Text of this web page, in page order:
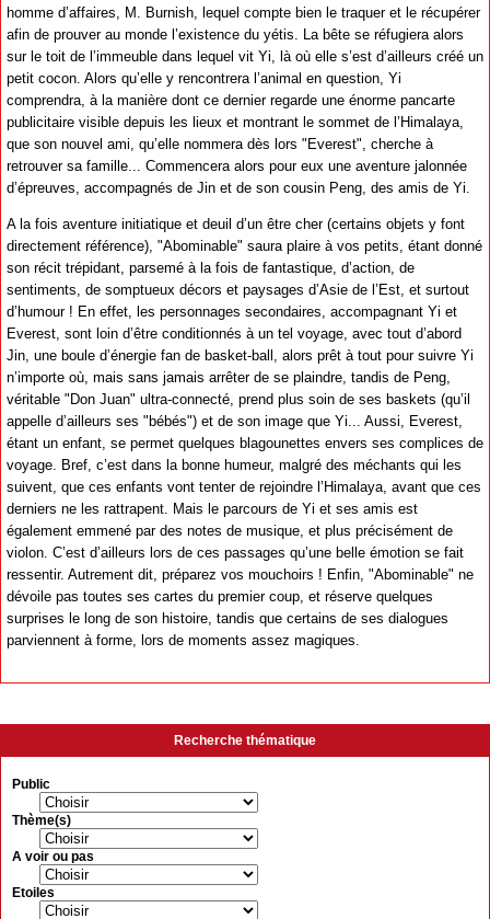
homme d’affaires, M. Burnish, lequel compte bien le traquer et le récupérer
afin de prouver au monde l’existence du yétis. La bête se réfugiera alors
sur le toit de l’immeuble dans lequel vit Yi, là où elle s’est d’ailleurs créé un
petit cocon. Alors qu’elle y rencontrera l’animal en question, Yi
comprendra, à la manière dont ce dernier regarde une énorme pancarte
publicitaire visible depuis les lieux et montrant le sommet de l’Himalaya,
que son nouvel ami, qu’elle nommera dès lors "Everest", cherche à
retrouver sa famille... Commencera alors pour eux une aventure jalonnée
d’épreuves, accompagnés de Jin et de son cousin Peng, des amis de Yi.
A la fois aventure initiatique et deuil d’un être cher (certains objets y font
directement référence), "Abominable" saura plaire à vos petits, étant donné
son récit trépidant, parsemé à la fois de fantastique, d’action, de
sentiments, de somptueux décors et paysages d’Asie de l’Est, et surtout
d’humour ! En effet, les personnages secondaires, accompagnant Yi et
Everest, sont loin d’être conditionnés à un tel voyage, avec tout d’abord
Jin, une boule d’énergie fan de basket-ball, alors prêt à tout pour suivre Yi
n’importe où, mais sans jamais arrêter de se plaindre, tandis de Peng,
véritable "Don Juan" ultra-connecté, prend plus soin de ses baskets (qu’il
appelle d’ailleurs ses "bébés") et de son image que Yi... Aussi, Everest,
étant un enfant, se permet quelques blagounettes envers ses complices de
voyage. Bref, c’est dans la bonne humeur, malgré des méchants qui les
suivent, que ces enfants vont tenter de rejoindre l’Himalaya, avant que ces
derniers ne les rattrapent. Mais le parcours de Yi et ses amis est
également emmené par des notes de musique, et plus précisément de
violon. C’est d’ailleurs lors de ces passages qu’une belle émotion se fait
ressentir. Autrement dit, préparez vos mouchoirs ! Enfin, "Abominable" ne
dévoile pas toutes ses cartes du premier coup, et réserve quelques
surprises le long de son histoire, tandis que certains de ses dialogues
parviennent à forme, lors de moments assez magiques.
Recherche thématique
Public
Thème(s)
A voir ou pas
Etoiles